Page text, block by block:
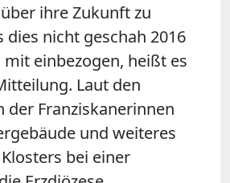
ihre Zukunft zu
nicht geschah 2016
einbezogen, heißt es
Laut den
der Franziskanerinnen
und weiteres
bei einer